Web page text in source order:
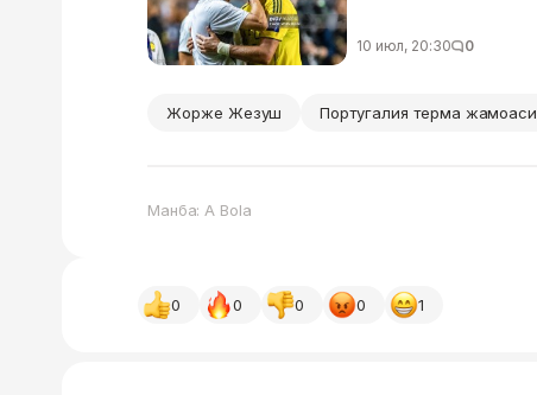
10 июл, 20:30 0
Жорже Жезуш Португалия терма жамоаси
Манба: A Bola
0 0 0 0 1